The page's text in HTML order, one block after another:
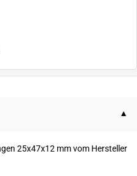
25x47x12 mm vom Hersteller